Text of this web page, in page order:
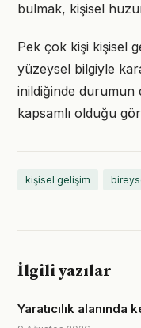
bulmak, kişisel
Pek çok kişi kişisel
yüzeysel bilgiyle
inildiğinde
kapsamlı olduğu
kişisel gelişim
İlgili yazılar
Yaratıcılık